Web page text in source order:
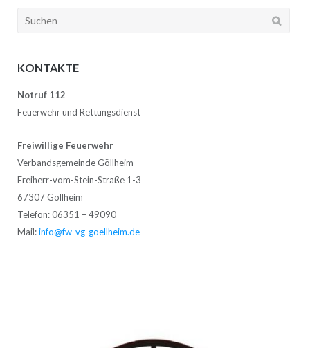
Suchen
KONTAKTE
Notruf 112
Feuerwehr und Rettungsdienst
Freiwillige Feuerwehr
Verbandsgemeinde Göllheim
Freiherr-vom-Stein-Straße 1-3
67307 Göllheim
Telefon: 06351 – 49090
Mail:info@fw-vg-goellheim.de